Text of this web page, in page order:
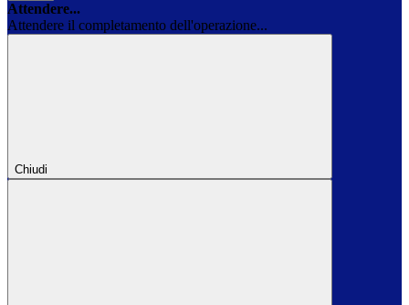
Attendere...
Attendere il completamento dell'operazione...
Chiudi